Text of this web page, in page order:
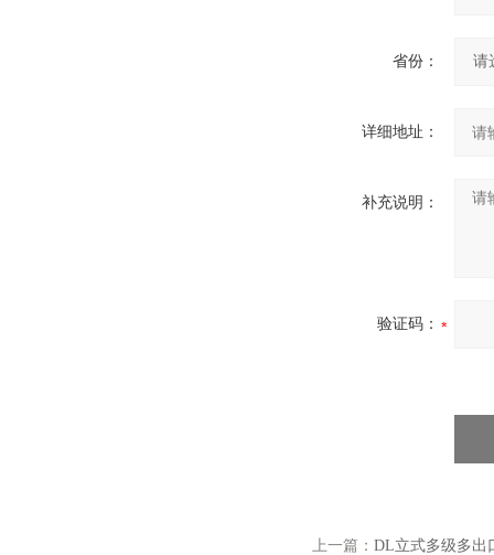
省份：
详细地址：
补充说明：
验证码：
上一篇： DL立式多级多出